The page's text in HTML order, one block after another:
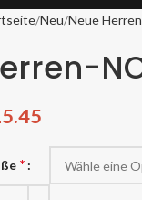
Neu Neue
*